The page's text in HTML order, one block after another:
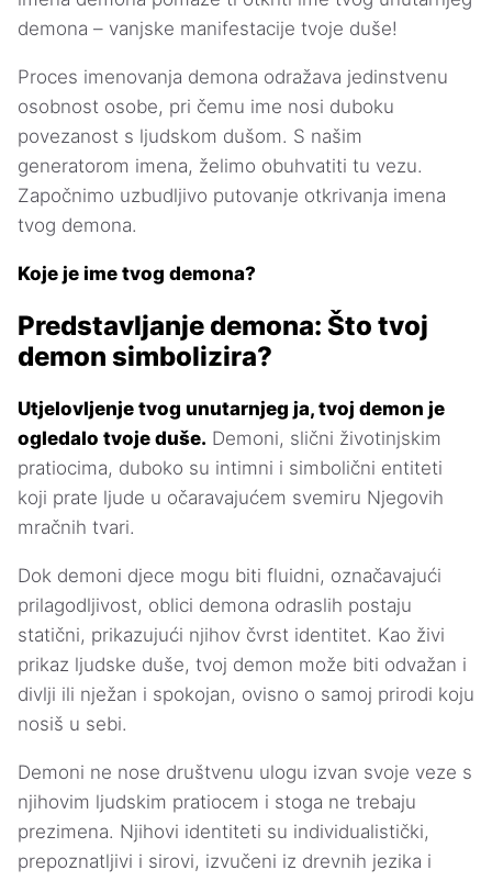
demona – vanjske manifestacije tvoje duše!
Proces imenovanja demona odražava jedinstvenu
osobnost osobe, pri čemu ime nosi duboku
povezanost s ljudskom dušom. S našim
generatorom imena, želimo obuhvatiti tu vezu.
Započnimo uzbudljivo putovanje otkrivanja imena
tvog demona.
Koje je ime tvog demona?
Predstavljanje demona: Što tvoj
demon simbolizira?
Utjelovljenje tvog unutarnjeg ja, tvoj demon je
ogledalo tvoje duše. Demoni, slični životinjskim
pratiocima, duboko su intimni i simbolični entiteti
koji prate ljude u očaravajućem svemiru Njegovih
mračnih tvari.
Dok demoni djece mogu biti fluidni, označavajući
prilagodljivost, oblici demona odraslih postaju
statični, prikazujući njihov čvrst identitet. Kao živi
prikaz ljudske duše, tvoj demon može biti odvažan i
divlji ili nježan i spokojan, ovisno o samoj prirodi koju
nosiš u sebi.
Demoni ne nose društvenu ulogu izvan svoje veze s
njihovim ljudskim pratiocem i stoga ne trebaju
prezimena. Njihovi identiteti su individualistički,
prepoznatljivi i sirovi, izvučeni iz drevnih jezika i